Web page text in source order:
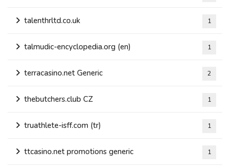
talenthrltd.co.uk 1
talmudic-encyclopedia.org (en) 1
terracasino.net Generic 2
thebutchers.club CZ 1
truathlete-isff.com (tr) 1
ttcasino.net promotions generic 1